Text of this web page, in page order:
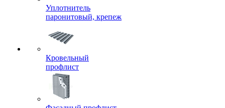
Уплотнитель
паронитовый, крепеж
Кровельный
профлист